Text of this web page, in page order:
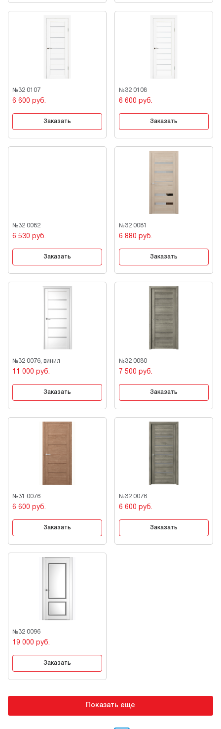
№32 0107
6 600 руб.
Заказать
№32 0108
6 600 руб.
Заказать
№32 0082
6 530 руб.
Заказать
№32 0081
6 880 руб.
Заказать
№32 0076, винил
11 000 руб.
Заказать
№32 0080
7 500 руб.
Заказать
№31 0076
6 600 руб.
Заказать
№32 0076
6 600 руб.
Заказать
№32 0096
19 000 руб.
Заказать
Показать еще